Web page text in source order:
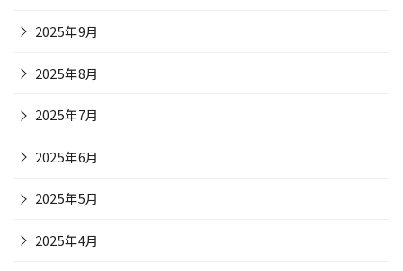
2025年9月
2025年8月
2025年7月
2025年6月
2025年5月
2025年4月